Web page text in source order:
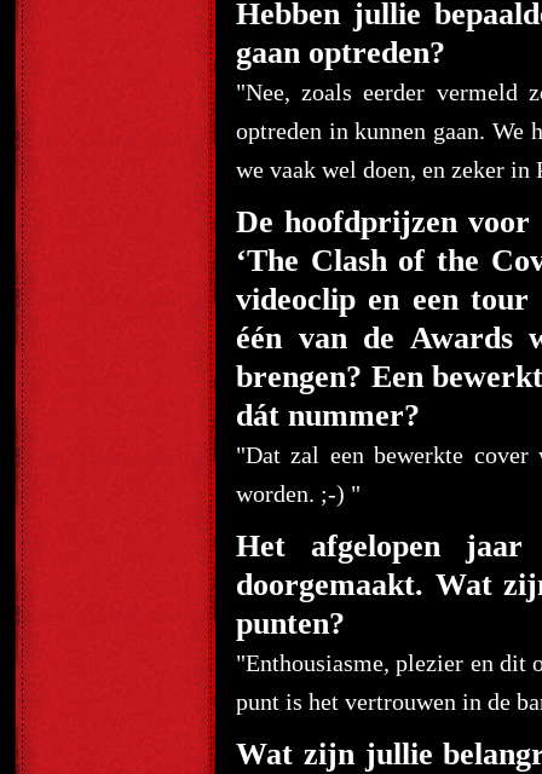
Hebben jullie
gaan optreden?
"Nee, zoals eerder vermeld
optreden in kunnen gaan. We
we vaak wel doen, en zeker in
De hoofdprijzen
‘The Clash of the
videoclip en een
één van de Awards
brengen? Een
dát nummer?
"Dat zal een bewerkte cover
worden. ;-) "
Het afgelopen
doorgemaakt. Wat
punten?
"Enthousiasme, plezier en dit
punt is het vertrouwen in de
Wat zijn jullie